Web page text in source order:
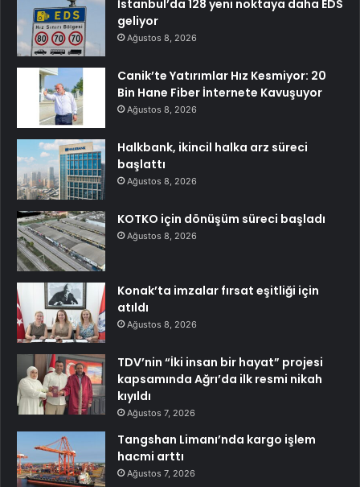
İstanbul’da 128 yeni noktaya daha EDS
geliyor
Ağustos 8, 2026
Canik’te Yatırımlar Hız Kesmiyor: 20
Bin Hane Fiber İnternete Kavuşuyor
Ağustos 8, 2026
Halkbank, ikincil halka arz süreci
başlattı
Ağustos 8, 2026
KOTKO için dönüşüm süreci başladı
Ağustos 8, 2026
Konak’ta imzalar fırsat eşitliği için
atıldı
Ağustos 8, 2026
TDV’nin “İki insan bir hayat” projesi
kapsamında Ağrı’da ilk resmi nikah
kıyıldı
Ağustos 7, 2026
Tangshan Limanı’nda kargo işlem
hacmi arttı
Ağustos 7, 2026